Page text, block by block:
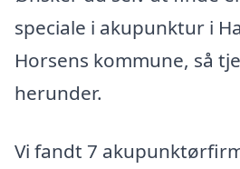
speciale i akupunktur i
Horsens kommune, så
herunder.
Vi fandt 7